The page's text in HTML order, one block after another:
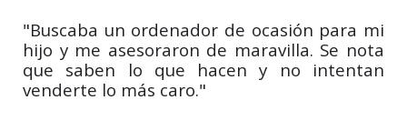
"Buscaba un ordenador de ocasión para mi
hijo y me asesoraron de maravilla. Se nota
que saben lo que hacen y no intentan
venderte lo más caro."